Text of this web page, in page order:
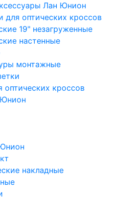
Лан Юнион
для оптических кроссов
19" незагруженные
настенные
монтажные
оптических кроссов
накладные